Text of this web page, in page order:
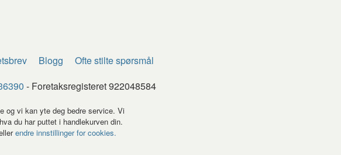
Blogg
Ofte stilte spørsmål
- Foretaksregisteret 922048584
og vi kan yte deg bedre service. Vi
du har puttet i handlekurven din.
endre innstillinger for cookies.